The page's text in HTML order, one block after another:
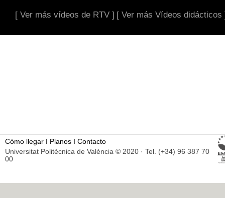
[ Ver más vídeos de RTV ] [ Ver más Vídeos didácticos
Cómo llegar I Planos I Contacto
Universitat Politècnica de València © 2020 · Tel. (+34) 96 387 70
00